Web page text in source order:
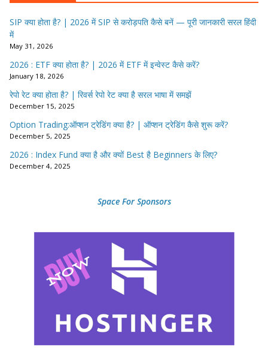
SIP क्या होता है? | 2026 में SIP से करोड़पति कैसे बनें — पूरी जानकारी सरल हिंदी
में
May 31, 2026
2026 : ETF क्या होता है? | 2026 में ETF में इन्वेस्ट कैसे करें?
January 18, 2026
रेपो रेट क्या होता है? | रिवर्स रेपो रेट क्या है सरल भाषा में समझें
December 15, 2025
Option Trading:ऑप्शन ट्रेडिंग क्या है? | ऑप्शन ट्रेडिंग कैसे शुरू करें?
December 5, 2025
2026 : Index Fund क्या है और क्यों Best है Beginners के लिए?
December 4, 2025
Space For Sponsors